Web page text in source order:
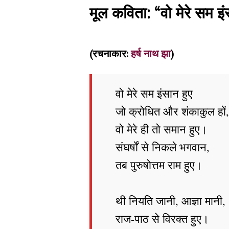
मूल कविता: “वो मेरे सम
(रचनाकार:हर्ष नाथ झा)
वो मेरे सम इंसान हुए
जो क्रोधित और शंकाकुल हों,
वो मेरे ही तो समान हुए।
संघर्षों से निकले भगवान,
तब पुरुषोत्तम राम हुए।
थी नियति जानी, आज्ञा मानी,
राज-पाठ से विरक्त हुए।